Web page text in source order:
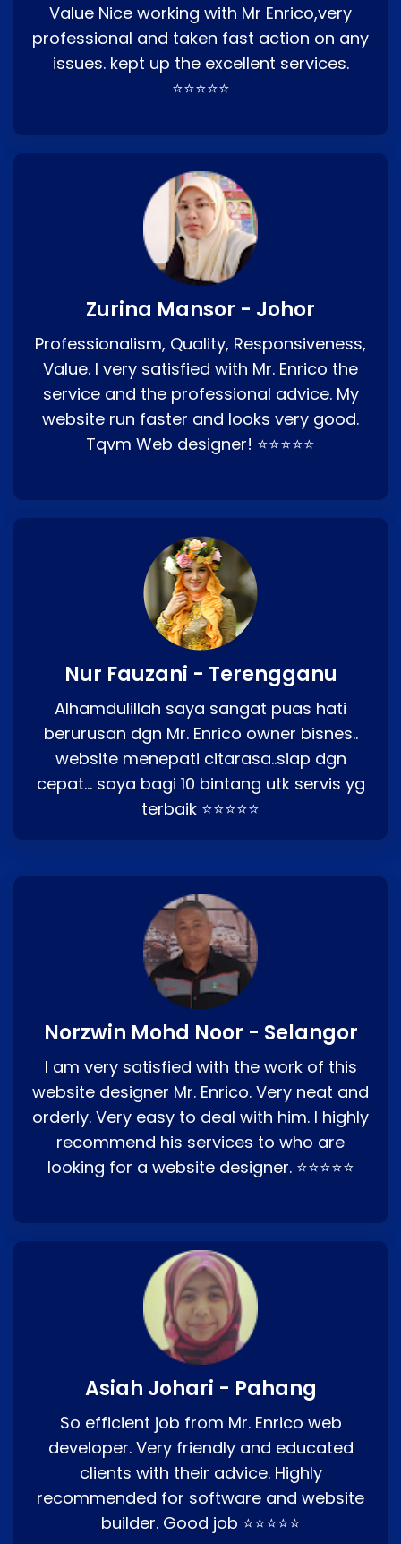
Value Nice working with Mr Enrico,very
professional and taken fast action on any
issues. kept up the excellent services.
⭐⭐⭐⭐⭐
Zurina Mansor - Johor
Professionalism, Quality, Responsiveness,
Value. I very satisfied with Mr. Enrico the
service and the professional advice. My
website run faster and looks very good.
Tqvm Web designer! ⭐⭐⭐⭐⭐
Nur Fauzani - Terengganu
Alhamdulillah saya sangat puas hati
berurusan dgn Mr. Enrico owner bisnes..
website menepati citarasa..siap dgn
cepat… saya bagi 10 bintang utk servis yg
terbaik ⭐⭐⭐⭐⭐
Norzwin Mohd Noor - Selangor
I am very satisfied with the work of this
website designer Mr. Enrico. Very neat and
orderly. Very easy to deal with him. I highly
recommend his services to who are
looking for a website designer. ⭐⭐⭐⭐⭐
Asiah Johari - Pahang
So efficient job from Mr. Enrico web
developer. Very friendly and educated
clients with their advice. Highly
recommended for software and website
builder. Good job ⭐⭐⭐⭐⭐